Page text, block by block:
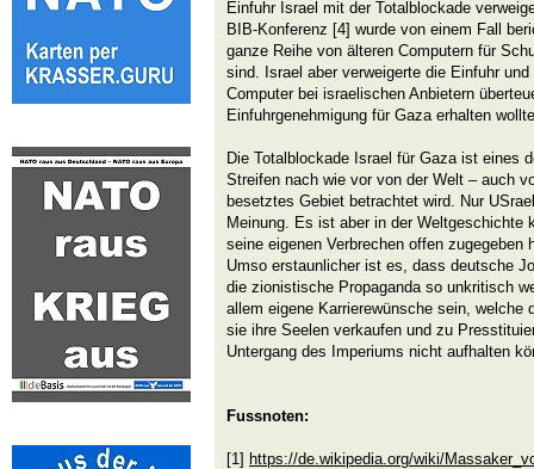
Einfuhr Israel mit der Totalblockade
BIB-Konferenz [4] wurde von einem Fall
ganze Reihe von älteren Computern für
sind. Israel aber verweigerte die Einfuhr
Computer bei israelischen Anbietern
Einfuhrgenehmigung für Gaza erhalten
Die Totalblockade Israel für Gaza ist eines
Streifen nach wie vor von der Welt – auch
besetztes Gebiet betrachtet wird. Nur
Meinung. Es ist aber in der Weltgeschichte
seine eigenen Verbrechen offen zugegeben
Umso erstaunlicher ist es, dass deutsche
die zionistische Propaganda so unkritisch
allem eigene Karrierewünsche sein, welche
sie ihre Seelen verkaufen und zu
Untergang des Imperiums nicht aufhalten
Fussnoten:
[1] https://de.wikipedia.org/wiki/